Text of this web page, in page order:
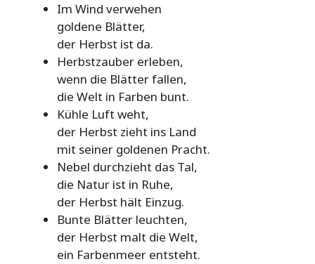
Im Wind verwehen
goldene Blätter,
der Herbst ist da.
Herbstzauber erleben,
wenn die Blätter fallen,
die Welt in Farben bunt.
Kühle Luft weht,
der Herbst zieht ins Land
mit seiner goldenen Pracht.
Nebel durchzieht das Tal,
die Natur ist in Ruhe,
der Herbst hält Einzug.
Bunte Blätter leuchten,
der Herbst malt die Welt,
ein Farbenmeer entsteht.